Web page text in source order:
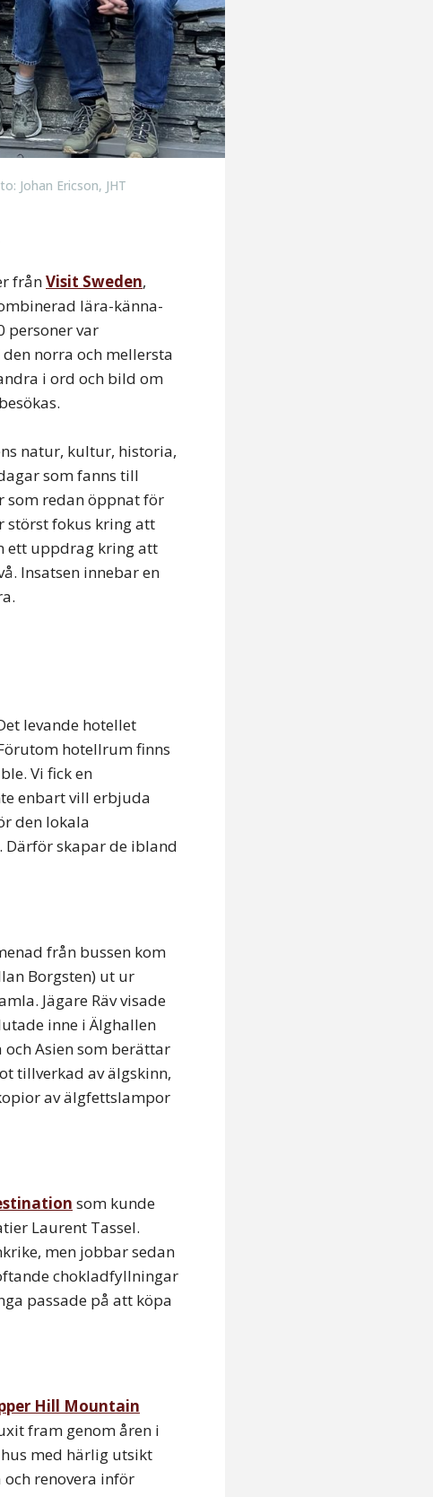
Johan Ericson, JHT
frånVisit Sweden,
lära-känna-
personer var
norra och mellersta
i ord och bild om
natur, kultur, historia,
som fanns till
som redan öppnat för
störst fokus kring att
ett uppdrag kring att
Insatsen innebar en
levande hotellet
hotellrum finns
Vi fick en
enbart vill erbjuda
den lokala
Därför skapar de ibland
från bussen kom
Borgsten) ut ur
Jägare Räv visade
inne i Älghallen
Asien som berättar
tillverkad av älgskinn,
av älgfettslampor
som kunde
Laurent Tassel.
men jobbar sedan
chokladfyllningar
passade på att köpa
Hill Mountain
fram genom åren i
med härlig utsikt
renovera inför